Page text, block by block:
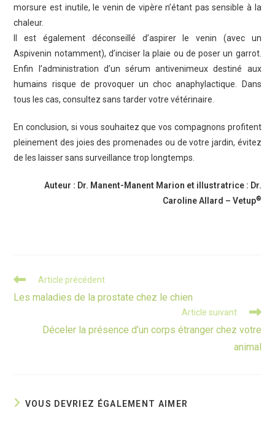
morsure est inutile, le venin de vipère n’étant pas sensible à la
chaleur.
Il est également déconseillé d’aspirer le venin (avec un
Aspivenin notamment), d’inciser la plaie ou de poser un garrot.
Enfin l’administration d’un sérum antivenimeux destiné aux
humains risque de provoquer un choc anaphylactique. Dans
tous les cas, consultez sans tarder votre vétérinaire.
En conclusion, si vous souhaitez que vos compagnons profitent
pleinement des joies des promenades ou de votre jardin, évitez
de les laisser sans surveillance trop longtemps.
Auteur : Dr. Manent-Manent Marion et illustratrice : Dr.
Caroline Allard – Vetup®
Read
articles
Article précédent
Les maladies de la prostate chez le chien
Article suivant
Déceler la présence d’un corps étranger chez votre
animal
VOUS DEVRIEZ ÉGALEMENT AIMER